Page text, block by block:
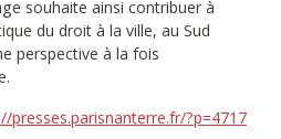
souhaite ainsi contribuer à
du droit à la ville, au Sud
perspective à la fois
presses.parisnanterre.fr/?p=4717